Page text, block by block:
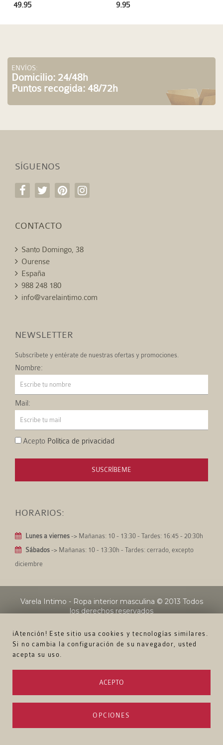
¡Atención! Este sitio usa cookies y tecnologías similares.
Si no cambia la configuración de su navegador, usted
acepta su uso.
ACEPTO
OPCIONES
9.95
49.95
ENVÍOS:
Domicilio: 24/48h
Puntos recogida: 48/72h
SÍGUENOS
CONTACTO
Santo Domingo, 38
Ourense
España
988 248 180
info@varelaintimo.com
NEWSLETTER
Subscríbete y entérate de nuestras ofertas y promociones.
Nombre:
Mail:
Acepto Política de privacidad
SUSCRÍBEME
HORARIOS:
Lunes a viernes -> Mañanas: 10 - 13:30 - Tardes: 16:45 - 20:30h
Sábados -> Mañanas: 10 - 13:30h - Tardes: cerrado, excepto
diciembre
Varela Intimo - Ropa interior masculina © 2013 Todos
los derechos reservados